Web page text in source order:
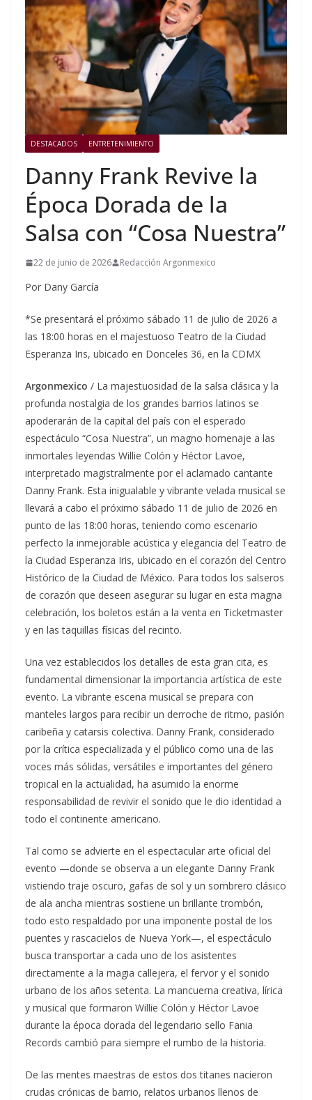
DESTACADOS ENTRETENIMIENTO
Danny Frank Revive la
Época Dorada de la
Salsa con “Cosa Nuestra”
22 de junio de 2026 Redacción Argonmexico
Por Dany García
*Se presentará el próximo sábado 11 de julio de 2026 a
las 18:00 horas en el majestuoso Teatro de la Ciudad
Esperanza Iris, ubicado en Donceles 36, en la CDMX
Argonmexico / La majestuosidad de la salsa clásica y la
profunda nostalgia de los grandes barrios latinos se
apoderarán de la capital del país con el esperado
espectáculo “Cosa Nuestra”, un magno homenaje a las
inmortales leyendas Willie Colón y Héctor Lavoe,
interpretado magistralmente por el aclamado cantante
Danny Frank. Esta inigualable y vibrante velada musical se
llevará a cabo el próximo sábado 11 de julio de 2026 en
punto de las 18:00 horas, teniendo como escenario
perfecto la inmejorable acústica y elegancia del Teatro de
la Ciudad Esperanza Iris, ubicado en el corazón del Centro
Histórico de la Ciudad de México. Para todos los salseros
de corazón que deseen asegurar su lugar en esta magna
celebración, los boletos están a la venta en Ticketmaster
y en las taquillas físicas del recinto.
Una vez establecidos los detalles de esta gran cita, es
fundamental dimensionar la importancia artística de este
evento. La vibrante escena musical se prepara con
manteles largos para recibir un derroche de ritmo, pasión
caribeña y catarsis colectiva. Danny Frank, considerado
por la crítica especializada y el público como una de las
voces más sólidas, versátiles e importantes del género
tropical en la actualidad, ha asumido la enorme
responsabilidad de revivir el sonido que le dio identidad a
todo el continente americano.
Tal como se advierte en el espectacular arte oficial del
evento —donde se observa a un elegante Danny Frank
vistiendo traje oscuro, gafas de sol y un sombrero clásico
de ala ancha mientras sostiene un brillante trombón,
todo esto respaldado por una imponente postal de los
puentes y rascacielos de Nueva York—, el espectáculo
busca transportar a cada uno de los asistentes
directamente a la magia callejera, el fervor y el sonido
urbano de los años setenta. La mancuerna creativa, lírica
y musical que formaron Willie Colón y Héctor Lavoe
durante la época dorada del legendario sello Fania
Records cambió para siempre el rumbo de la historia.
De las mentes maestras de estos dos titanes nacieron
crudas crónicas de barrio, relatos urbanos llenos de